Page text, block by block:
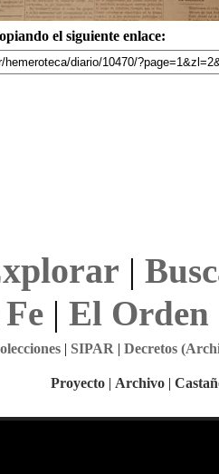
el siguiente enlace:
|
| El Orden
| SIPAR | Decretos
Proyecto | Archivo |